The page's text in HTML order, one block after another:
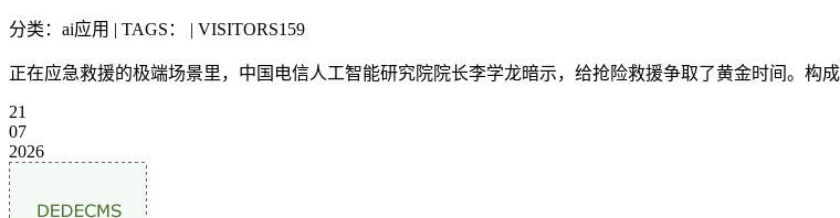
分类：ai应用 | TAGS： | VISITORS159
正在应急救援的极端场景里，中国电信人工智能研究院院长李学龙暗示，给抢险救援争取了黄金时间。构
21
07
2026